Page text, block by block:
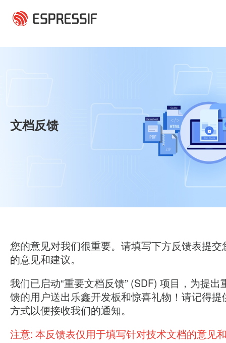
文档反馈
您的意见对我们很重要。请填写下方反馈表提交
的意见和建议。
我们已启动“重要文档反馈” (SDF) 项目，为提出
馈的用户送出乐鑫开发板和惊喜礼物！请记得提
方式以便接收我们的通知。
注意: 本反馈表仅用于填写针对技术文档的意见